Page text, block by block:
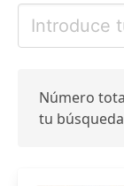
Número
tu búsqueda